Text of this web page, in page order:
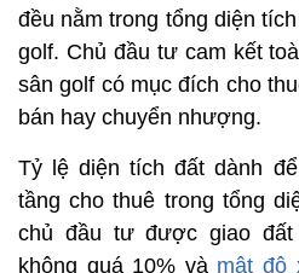
đều nằm trong tổng diện
golf. Chủ đầu tư cam kết
sân golf có mục đích cho
bán hay chuyển nhượng.
Tỷ lệ diện tích đất dành
tầng cho thuê trong tổng
chủ đầu tư được giao
không quá 10% và mật độ